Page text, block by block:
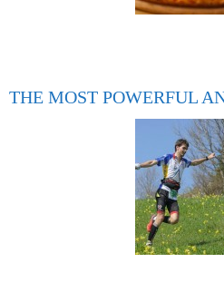
THE MOST POWERFUL